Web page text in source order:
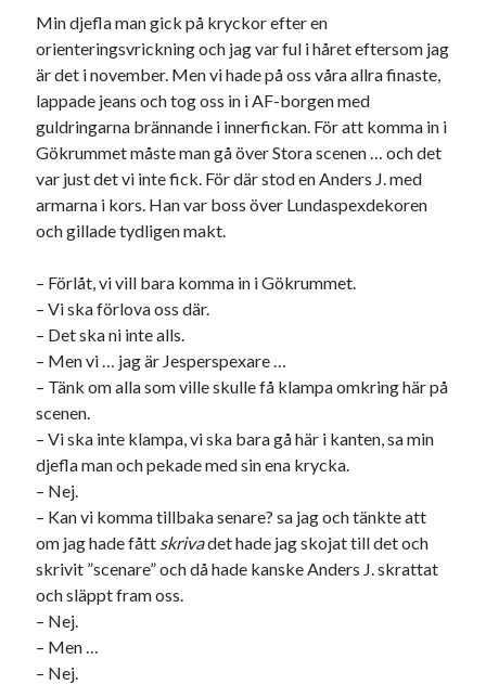
Min djefla man gick på kryckor efter en
orienteringsvrickning och jag var ful i håret eftersom jag
är det i november. Men vi hade på oss våra allra finaste,
lappade jeans och tog oss in i AF-borgen med
guldringarna brännande i innerfickan. För att komma in i
Gökrummet måste man gå över Stora scenen … och det
var just det vi inte fick. För där stod en Anders J. med
armarna i kors. Han var boss över Lundaspexdekoren
och gillade tydligen makt.
– Förlåt, vi vill bara komma in i Gökrummet.
– Vi ska förlova oss där.
– Det ska ni inte alls.
– Men vi … jag är Jesperspexare …
– Tänk om alla som ville skulle få klampa omkring här på
scenen.
– Vi ska inte klampa, vi ska bara gå här i kanten, sa min
djefla man och pekade med sin ena krycka.
– Nej.
– Kan vi komma tillbaka senare? sa jag och tänkte att
om jag hade fått skrivadet hade jag skojat till det och
skrivit ”scenare” och då hade kanske Anders J. skrattat
och släppt fram oss.
– Nej.
– Men …
– Nej.